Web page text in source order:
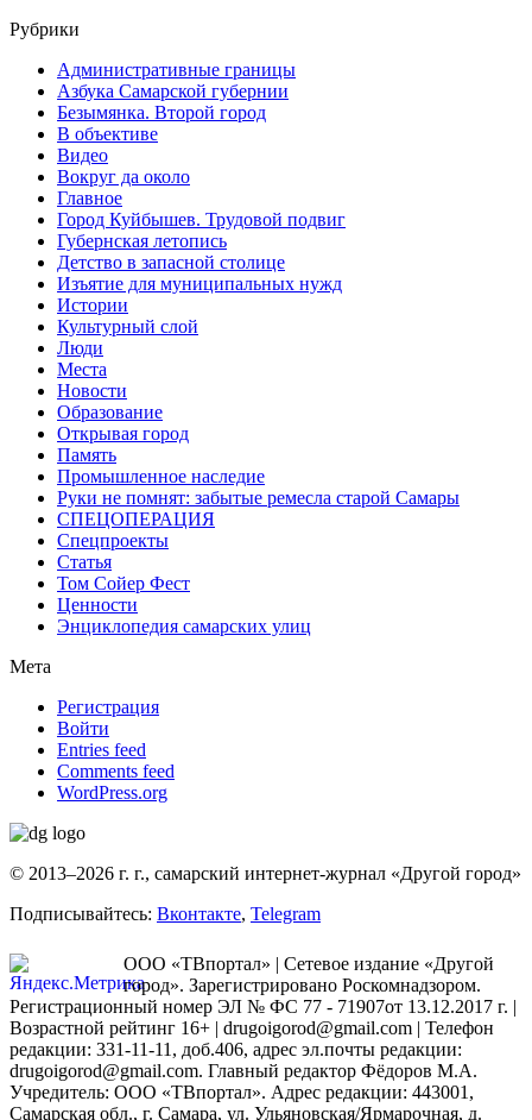
Рубрики
Административные границы
Азбука Самарской губернии
Безымянка. Второй город
В объективе
Видео
Вокруг да около
Главное
Город Куйбышев. Трудовой подвиг
Губернская летопись
Детство в запасной столице
Изъятие для муниципальных нужд
Истории
Культурный слой
Люди
Места
Новости
Образование
Открывая город
Память
Промышленное наследие
Руки не помнят: забытые ремесла старой Самары
СПЕЦОПЕРАЦИЯ
Спецпроекты
Статья
Том Сойер Фест
Ценности
Энциклопедия самарских улиц
Мета
Регистрация
Войти
Entries feed
Comments feed
WordPress.org
© 2013–2026 г. г., самарский интернет-журнал «Другой город»
Подписывайтесь: Вконтакте, Telegram
ООО «ТВпортал» | Сетевое издание «Другой
город». Зарегистрировано Роскомнадзором.
Регистрационный номер ЭЛ № ФС 77 - 71907от 13.12.2017 г. |
Возрастной рейтинг 16+ | drugoigorod@gmail.com | Телефон
редакции: 331-11-11, доб.406, адрес эл.почты редакции:
drugoigorod@gmail.com. Главный редактор Фёдоров М.А.
Учредитель: ООО «ТВпортал». Адрес редакции: 443001,
Самарская обл., г. Самара, ул. Ульяновская/Ярмарочная, д.